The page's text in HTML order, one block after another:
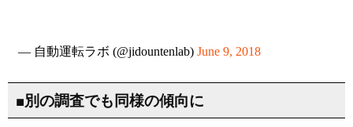
— 自動運転ラボ (@jidountenlab) June 9, 2018
■別の調査でも同様の傾向に